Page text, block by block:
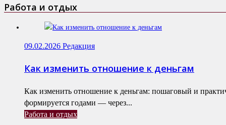
Работа и отдых
09.02.2026 Редакция
Как изменить отношение к деньгам
Как изменить отношение к деньгам: пошаговый и
формируется годами — через...
Работа и отдых